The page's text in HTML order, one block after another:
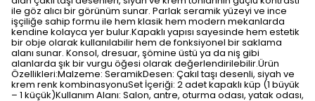
ile göz alıcı bir görünüm sunar. Parlak seramik yüzeyi ve ince
işçiliğe sahip formu ile hem klasik hem modern mekanlarda
kendine kolayca yer bulur.Kapaklı yapısı sayesinde hem estetik
bir obje olarak kullanılabilir hem de fonksiyonel bir saklama
alanı sunar. Konsol, dresuar, şömine üstü ya da niş gibi
alanlarda şık bir vurgu öğesi olarak değerlendirilebilir.Ürün
Özellikleri:Malzeme: SeramikDesen: Çakıl taşı desenli, siyah ve
krem renk kombinasyonuSet İçeriği: 2 adet kapaklı küp (1 büyük
– 1 küçük)Kullanım Alanı: Salon, antre, oturma odası, yatak odası,